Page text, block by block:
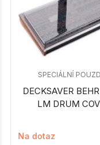
DECKSAVER
LM DRUM
SPECIÁLNÍ
Na dotaz